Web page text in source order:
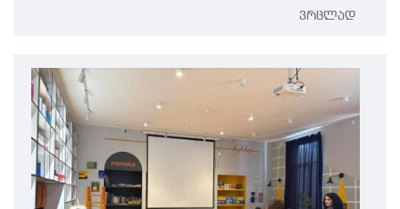
ვრცლად